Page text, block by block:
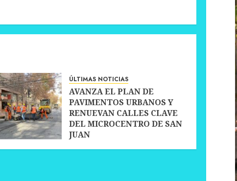
ÚLTIMAS NOTICIAS
AVANZA EL PLAN DE
PAVIMENTOS URBANOS Y
RENUEVAN CALLES CLAVE
DEL MICROCENTRO DE SAN
JUAN
10 JULIO, 2026 0